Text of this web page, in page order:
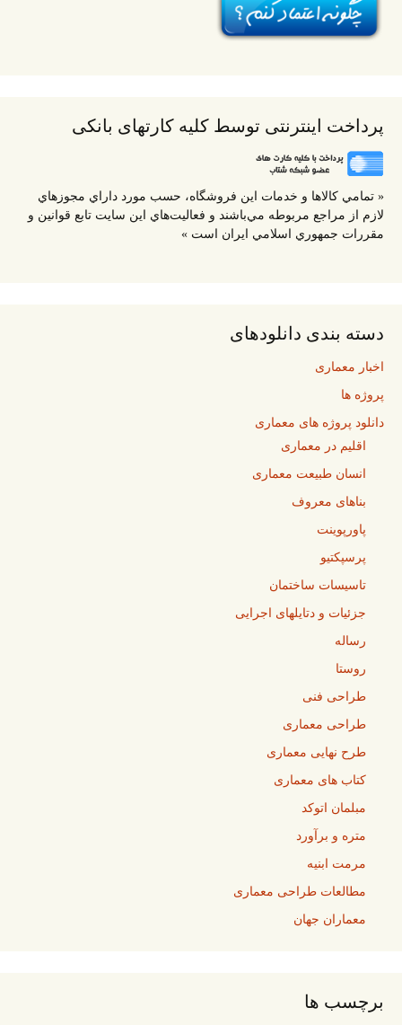
پرداخت اینترنتی توسط کلیه کارتهای بانکی
« تمامي كالاها و خدمات اين فروشگاه، حسب مورد داراي مجوزهاي
لازم از مراجع مربوطه مي‌باشند و فعاليت‌هاي اين سايت تابع قوانين و
مقررات جمهوري اسلامي ايران است »
دسته بندی دانلودهای
اخبار معماری
پروژه ها
دانلود پروژه های معماری
اقلیم در معماری
انسان طبیعت معماری
بناهای معروف
پاورپوینت
پرسپکتیو
تاسیسات ساختمان
جزئیات و دتایلهای اجرایی
رساله
روستا
طراحی فنی
طراحی معماری
طرح نهایی معماری
کتاب های معماری
مبلمان اتوکد
متره و برآورد
مرمت ابنیه
مطالعات طراحی معماری
معماران جهان
برچسب ها